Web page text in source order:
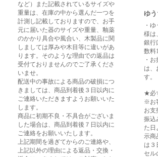
など）また記載されているサイズや
重量は、在庫の中から選んだ一つを
計測し記載しておりますので、お手
元に届いた器のサイズや重量、釉薬
のかかり具合や風合い、木製品に関
しましては厚みや木目等に違いがあ
ります。そのような理由での返品は
受付ておりませんのでご了承くださ
いませ。
配送中の事故による商品の破損につ
きましては、商品到着後３日以内に
ご連絡いただきますようお願いいた
します。
商品に初期不良・不具合がございま
した場合は、商品到着後７日以内に
ご連絡をお願いいたします。
上記期間を過ぎてからのご連絡や、
上記以外の理由による返品・交換・
ゆ
・
様は
銀行
数料
・
は、
す。
★必
※お
お支
振込
た日
示商
は３
セル